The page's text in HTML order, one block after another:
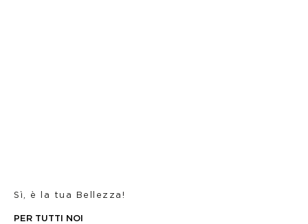
Sì, è la tua Bellezza!
PER TUTTI NOI